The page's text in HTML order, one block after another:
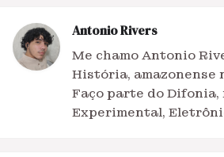
Antonio Rivers
Me chamo Antonio
História, amazonense
Faço parte do Difonia,
Experimental,